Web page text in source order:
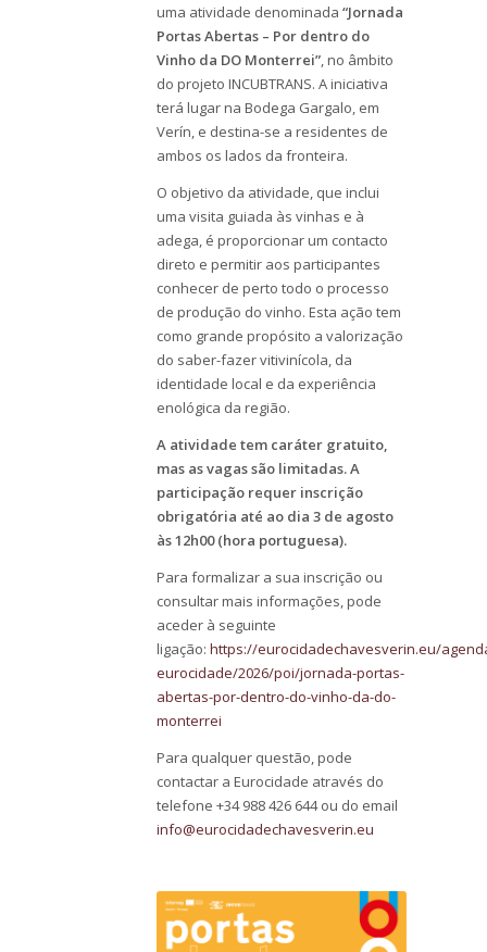
uma atividade denominada “Jornada
Portas Abertas – Por dentro do
Vinho da DO Monterrei” , no âmbito
do projeto INCUBTRANS. A iniciativa
terá lugar na Bodega Gargalo, em
Verín, e destina-se a residentes de
ambos os lados da fronteira.
O objetivo da atividade, que inclui
uma visita guiada às vinhas e à
adega, é proporcionar um contacto
direto e permitir aos participantes
conhecer de perto todo o processo
de produção do vinho. Esta ação tem
como grande propósito a valorização
do saber-fazer vitivinícola, da
identidade local e da experiência
enológica da região.
A atividade tem caráter gratuito,
mas as vagas são limitadas. A
participação requer inscrição
obrigatória até ao dia 3 de agosto
às 12h00 (hora portuguesa).
Para formalizar a sua inscrição ou
consultar mais informações, pode
aceder à seguinte
ligação: https://eurocidadechavesverin.eu/
eurocidade/2026/poi/jornada-portas-
abertas-por-dentro-do-vinho-da-do-
monterrei
Para qualquer questão, pode
contactar a Eurocidade através do
telefone +34 988 426 644 ou do email
info@eurocidadechavesverin.eu